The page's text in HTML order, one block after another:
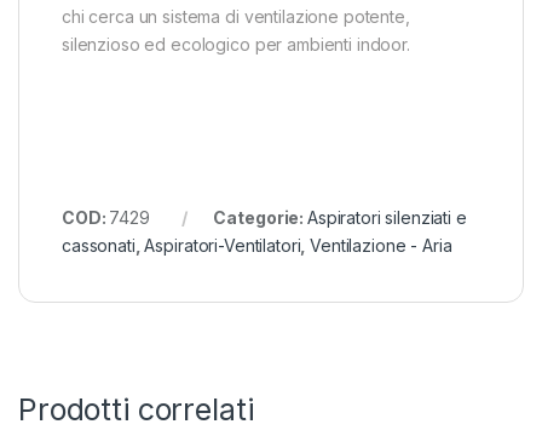
chi cerca un sistema di ventilazione potente,
silenzioso ed ecologico per ambienti indoor.
COD: 7429 Categorie: Aspiratori silenziati e
cassonati ,Aspiratori-Ventilatori ,Ventilazione - Aria
Prodotti correlati